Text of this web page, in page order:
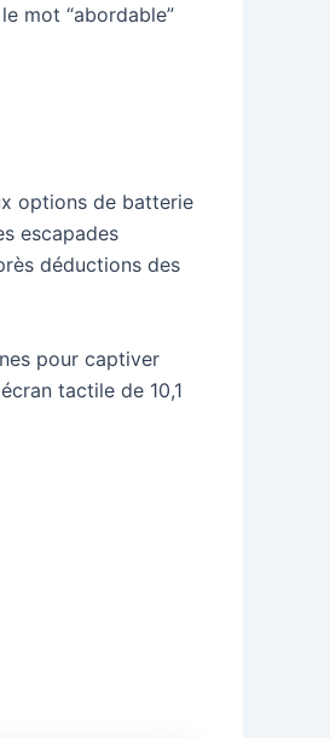
mot “abordable”
options de batterie
escapades
déductions des
pour captiver
tactile de 10,1